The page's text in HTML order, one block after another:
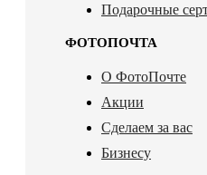
Подарочные
ФОТОПОЧТА
О ФотоПочте
Акции
Сделаем за вас
Бизнесу